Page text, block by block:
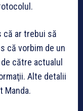
că ar trebui să
că vorbim de un
către actualul
Alte detalii
Manda.